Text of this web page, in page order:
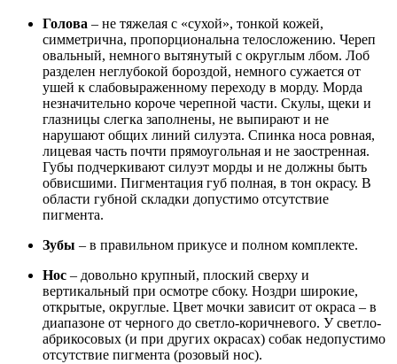
Голова – не тяжелая с «сухой», тонкой кожей,
симметрична, пропорциональна телосложению. Череп
овальный, немного вытянутый с округлым лбом. Лоб
разделен неглубокой бороздой, немного сужается от
ушей к слабовыраженному переходу в морду. Морда
незначительно короче черепной части. Скулы, щеки и
глазницы слегка заполнены, не выпирают и не
нарушают общих линий силуэта. Спинка носа ровная,
лицевая часть почти прямоугольная и не заостренная.
Губы подчеркивают силуэт морды и не должны быть
обвисшими. Пигментация губ полная, в тон окрасу. В
области губной складки допустимо отсутствие
пигмента.
Зубы – в правильном прикусе и полном комплекте.
Нос – довольно крупный, плоский сверху и
вертикальный при осмотре сбоку. Ноздри широкие,
открытые, округлые. Цвет мочки зависит от окраса – в
диапазоне от черного до светло-коричневого. У светло-
абрикосовых (и при других окрасах) собак недопустимо
отсутствие пигмента (розовый нос).